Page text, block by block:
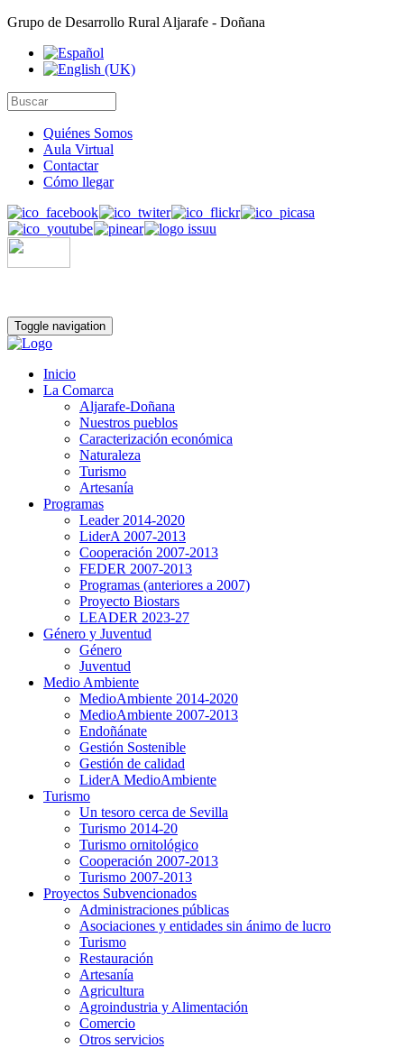
Grupo de Desarrollo Rural Aljarafe - Doñana
Quiénes Somos
Aula Virtual
Contactar
Cómo llegar
Toggle navigation
Inicio
La Comarca
Aljarafe-Doñana
Nuestros pueblos
Caracterización económica
Naturaleza
Turismo
Artesanía
Programas
Leader 2014-2020
LiderA 2007-2013
Cooperación 2007-2013
FEDER 2007-2013
Programas (anteriores a 2007)
Proyecto Biostars
LEADER 2023-27
Género y Juventud
Género
Juventud
Medio Ambiente
MedioAmbiente 2014-2020
MedioAmbiente 2007-2013
Endoñánate
Gestión Sostenible
Gestión de calidad
LiderA MedioAmbiente
Turismo
Un tesoro cerca de Sevilla
Turismo 2014-20
Turismo ornitológico
Cooperación 2007-2013
Turismo 2007-2013
Proyectos Subvencionados
Administraciones públicas
Asociaciones y entidades sin ánimo de lucro
Turismo
Restauración
Artesanía
Agricultura
Agroindustria y Alimentación
Comercio
Otros servicios